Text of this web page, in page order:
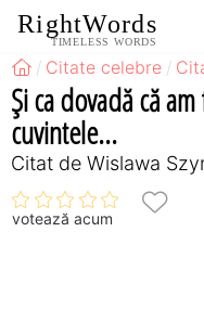
RightWords
TIMELESS WORDS
Citate celebre
Şi ca dovadă că
cuvintele...
Citat de Wislawa
votează acum